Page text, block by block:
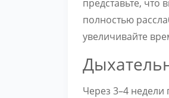
представьте,
полностью
увеличивайте
Через 3–4